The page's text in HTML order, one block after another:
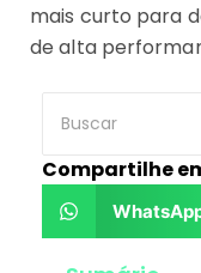
mais curto para
de alta
Compartilhe